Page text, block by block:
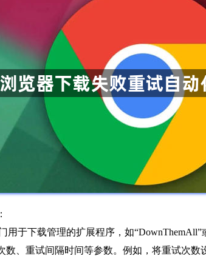
用于下载管理的扩展程序，如
、重试间隔时间等参数。例如，将重试次